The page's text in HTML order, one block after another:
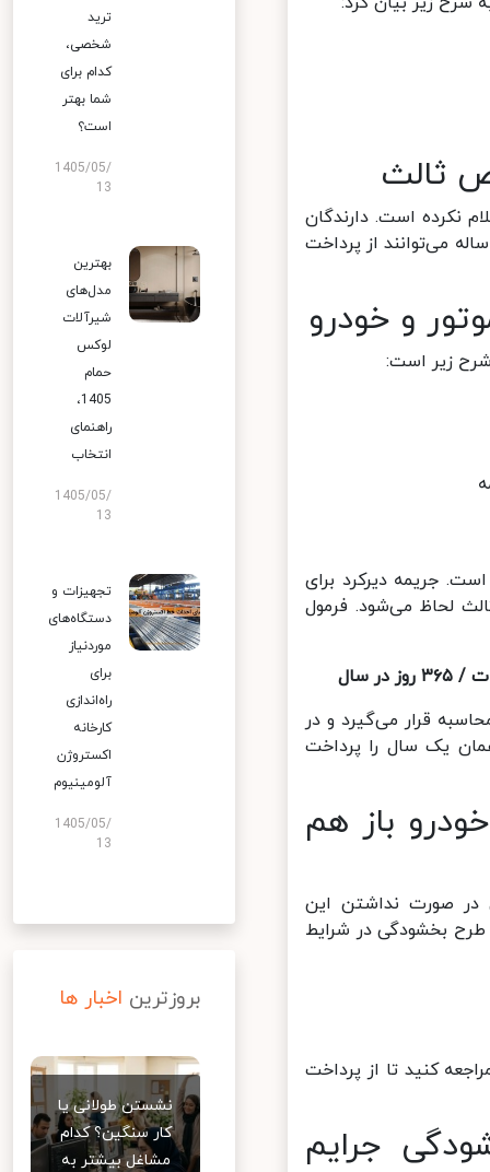
ثالث
نکرده است. دارندگان
می‌توانند از پرداخت
و خودرو
زیر است:
جریمه دیرکرد برای
لحاظ می‌شود. فرمول
قرار می‌گیرد و در
یک سال را پرداخت
باز هم
صورت نداشتن این
بخشودگی در شرایط
کنید تا از پرداخت
جرایم
ترید
شخصی،
کدام برای
شما بهتر
است؟
1405/05/
13
بهترین
مدل‌های
شیرآلات
لوکس
حمام
1405،
راهنمای
انتخاب
1405/05/
13
تجهیزات و
دستگاه‌های
موردنیاز
برای
راه‌اندازی
کارخانه
اکستروژن
آلومینیوم
1405/05/
13
بروزترین اخبار ها
نشستن طولانی یا
کار سنگین؟ کدام
مشاغل بیشتر به